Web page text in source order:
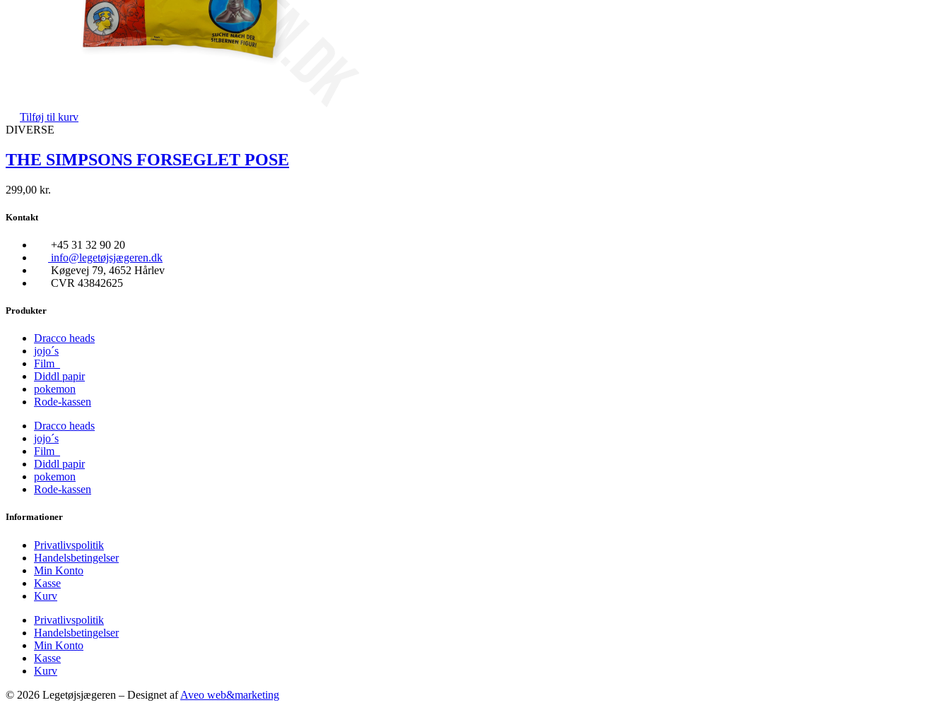
Tilføj til kurv
DIVERSE
THE SIMPSONS FORSEGLET POSE
299,00 kr.
Kontakt
+45 31 32 90 20
info@legetøjsjægeren.dk
Køgevej 79, 4652 Hårlev
CVR 43842625
Produkter
Dracco heads
jojo´s
Film
Diddl papir
pokemon
Rode-kassen
Dracco heads
jojo´s
Film
Diddl papir
pokemon
Rode-kassen
Informationer
Privatlivspolitik
Handelsbetingelser
Min Konto
Kasse
Kurv
Privatlivspolitik
Handelsbetingelser
Min Konto
Kasse
Kurv
© 2026 Legetøjsjægeren – Designet afAveo web&marketing